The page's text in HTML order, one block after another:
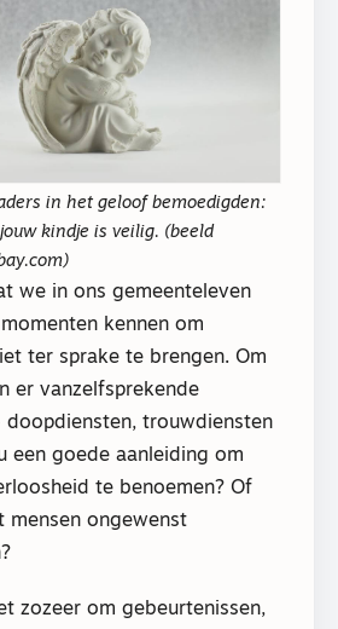
in het geloof bemoedigden:
kindje is veilig. (beeld
we in ons gemeenteleven
kennen om
ter sprake te brengen. Om
er vanzelfsprekende
doopdiensten, trouwdiensten
een goede aanleiding om
te benoemen? Of
mensen ongewenst
zozeer om gebeurtenissen,